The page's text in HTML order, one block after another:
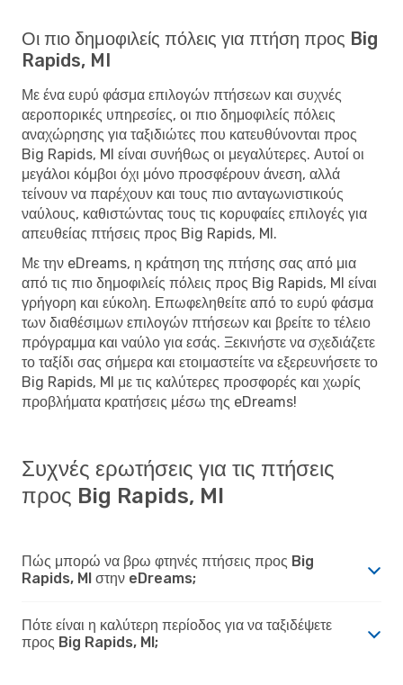
Οι πιο δημοφιλείς πόλεις για πτήση προς Big
Rapids, MI
Με ένα ευρύ φάσμα επιλογών πτήσεων και συχνές
αεροπορικές υπηρεσίες, οι πιο δημοφιλείς πόλεις
αναχώρησης για ταξιδιώτες που κατευθύνονται προς
Big Rapids, MI είναι συνήθως οι μεγαλύτερες. Αυτοί οι
μεγάλοι κόμβοι όχι μόνο προσφέρουν άνεση, αλλά
τείνουν να παρέχουν και τους πιο ανταγωνιστικούς
ναύλους, καθιστώντας τους τις κορυφαίες επιλογές για
απευθείας πτήσεις προς Big Rapids, MI.
Με την eDreams, η κράτηση της πτήσης σας από μια
από τις πιο δημοφιλείς πόλεις προς Big Rapids, MI είναι
γρήγορη και εύκολη. Επωφεληθείτε από το ευρύ φάσμα
των διαθέσιμων επιλογών πτήσεων και βρείτε το τέλειο
πρόγραμμα και ναύλο για εσάς. Ξεκινήστε να σχεδιάζετε
το ταξίδι σας σήμερα και ετοιμαστείτε να εξερευνήσετε το
Big Rapids, MI με τις καλύτερες προσφορές και χωρίς
προβλήματα κρατήσεις μέσω της eDreams!
Συχνές ερωτήσεις για τις πτήσεις
προς Big Rapids, MI
Πώς μπορώ να βρω φτηνές πτήσεις προς Big
Rapids, MI στην eDreams;
Πότε είναι η καλύτερη περίοδος για να ταξιδέψετε
προς Big Rapids, MI;